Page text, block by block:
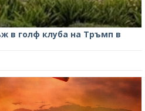
в голф клуба на Тръмп в